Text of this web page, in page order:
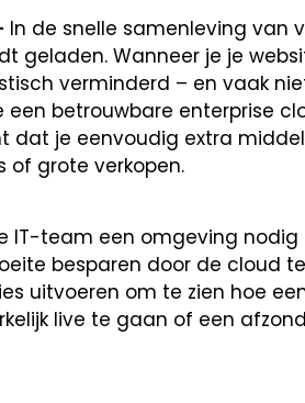
In de snelle samenleving van
geladen. Wanneer je je
verminderd – en vaak
betrouwbare enterprise
dat je eenvoudig extra
of grote verkopen.
IT-team een omgeving nodig
besparen door de cloud
uitvoeren om te zien hoe
live te gaan of een